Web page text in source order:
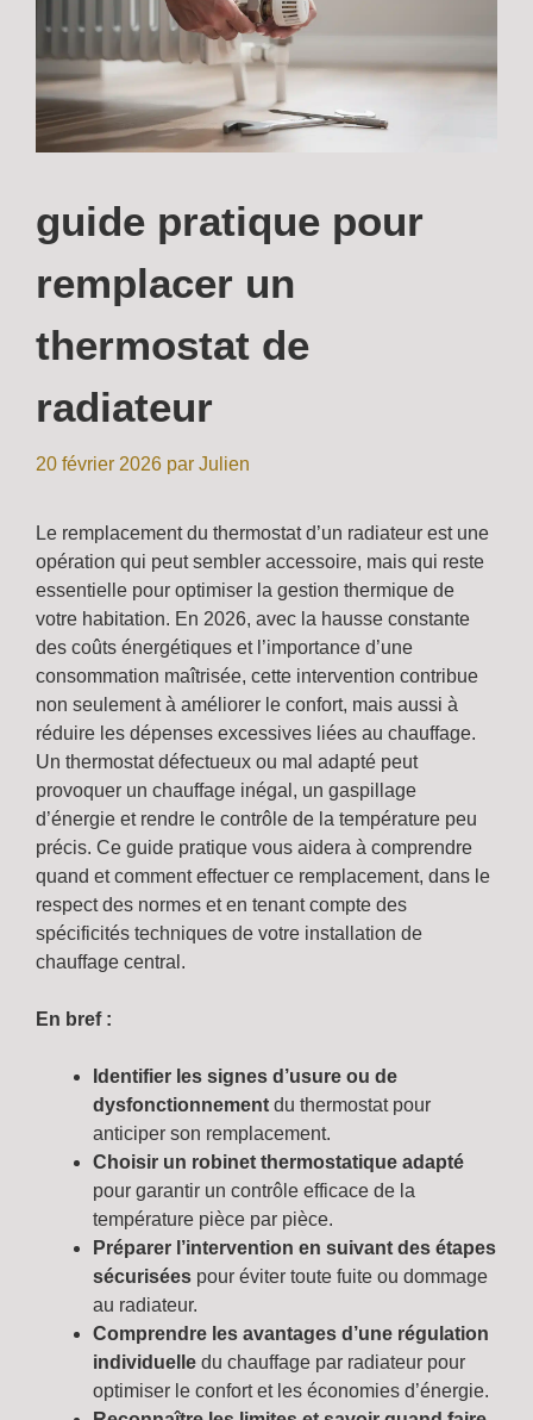
guide pratique pour
remplacer un
thermostat de
radiateur
20 février 2026 par Julien
Le remplacement du thermostat d’un radiateur est une
opération qui peut sembler accessoire, mais qui reste
essentielle pour optimiser la gestion thermique de
votre habitation. En 2026, avec la hausse constante
des coûts énergétiques et l’importance d’une
consommation maîtrisée, cette intervention contribue
non seulement à améliorer le confort, mais aussi à
réduire les dépenses excessives liées au chauffage.
Un thermostat défectueux ou mal adapté peut
provoquer un chauffage inégal, un gaspillage
d’énergie et rendre le contrôle de la température peu
précis. Ce guide pratique vous aidera à comprendre
quand et comment effectuer ce remplacement, dans le
respect des normes et en tenant compte des
spécificités techniques de votre installation de
chauffage central.
En bref :
Identifier les signes d’usure ou de
dysfonctionnement du thermostat pour
anticiper son remplacement.
Choisir un robinet thermostatique adapté
pour garantir un contrôle efficace de la
température pièce par pièce.
Préparer l’intervention en suivant des étapes
sécurisées pour éviter toute fuite ou dommage
au radiateur.
Comprendre les avantages d’une régulation
individuelle du chauffage par radiateur pour
optimiser le confort et les économies d’énergie.